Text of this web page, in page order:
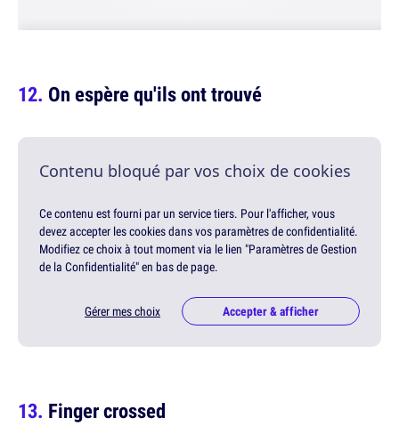
On espère qu'ils ont trouvé
Contenu bloqué par vos choix de cookies
Ce contenu est fourni par un service tiers. Pour l'afficher, vous
devez accepter les cookies dans vos paramètres de confidentialité.
Modifiez ce choix à tout moment via le lien "Paramètres de Gestion
de la Confidentialité" en bas de page.
Gérer mes choix Accepter & afficher
Finger crossed